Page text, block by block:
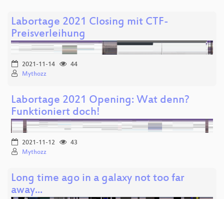
Labortage 2021 Closing mit CTF-
Preisverleihung
2021-11-14
44
Mythozz
Labortage 2021 Opening: Wat denn?
Funktioniert doch!
2021-11-12
43
Mythozz
Long time ago in a galaxy not too far
away...